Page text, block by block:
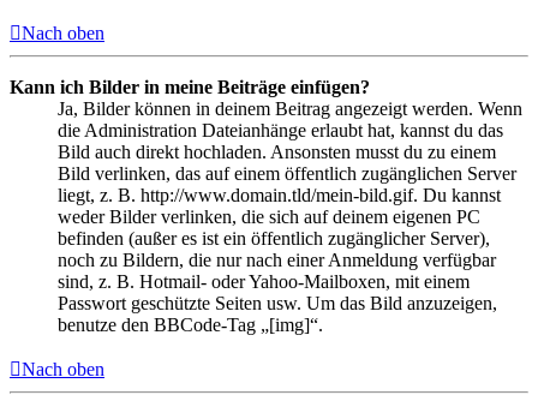
Nach oben
Kann ich Bilder in meine Beiträge einfügen?
Ja, Bilder können in deinem Beitrag angezeigt werden. Wenn
die Administration Dateianhänge erlaubt hat, kannst du das
Bild auch direkt hochladen. Ansonsten musst du zu einem
Bild verlinken, das auf einem öffentlich zugänglichen Server
liegt, z. B. http://www.domain.tld/mein-bild.gif. Du kannst
weder Bilder verlinken, die sich auf deinem eigenen PC
befinden (außer es ist ein öffentlich zugänglicher Server),
noch zu Bildern, die nur nach einer Anmeldung verfügbar
sind, z. B. Hotmail- oder Yahoo-Mailboxen, mit einem
Passwort geschützte Seiten usw. Um das Bild anzuzeigen,
benutze den BBCode-Tag „[img]“.
Nach oben